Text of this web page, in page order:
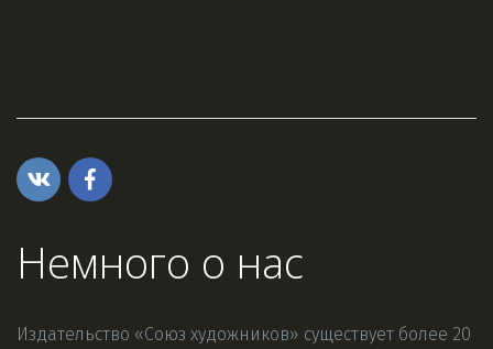
Немного о нас
Издательство «Союз художников» существует более 20